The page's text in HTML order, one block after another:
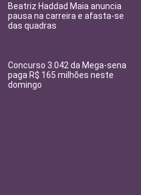
Beatriz Haddad Maia anuncia
pausa na carreira e afasta-se
das quadras
Concurso 3.042 da Mega-sena
paga R$ 165 milhões neste
domingo